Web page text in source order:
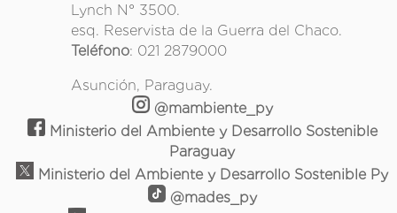
Lynch N° 3500.
esq. Reservista de la Guerra del Chaco.
Teléfono: 021 2879000
Asunción, Paraguay.
@mambiente_py
Ministerio del Ambiente y Desarrollo Sostenible
Paraguay
Ministerio del Ambiente y Desarrollo Sostenible Py
@mades_py